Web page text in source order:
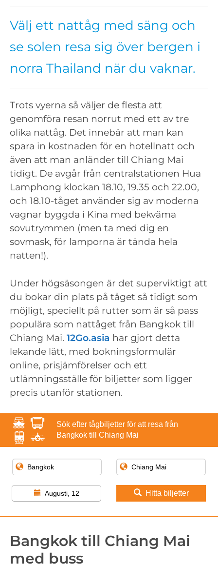
Välj ett nattåg med säng och
se solen resa sig över bergen i
norra Thailand när du vaknar.
Trots vyerna så väljer de flesta att
genomföra resan norrut med ett av tre
olika nattåg. Det innebär att man kan
spara in kostnaden för en hotellnatt och
även att man anländer till Chiang Mai
tidigt. De avgår från centralstationen Hua
Lamphong klockan 18.10, 19.35 och 22.00,
och 18.10-tåget använder sig av moderna
vagnar byggda i Kina med bekväma
sovutrymmen (men ta med dig en
sovmask, för lamporna är tända hela
natten!).
Under högsäsongen är det superviktigt att
du bokar din plats på tåget så tidigt som
möjligt, speciellt på rutter som är så pass
populära som nattåget från Bangkok till
Chiang Mai. 12Go.asia har gjort detta
lekande lätt, med bokningsformulär
online, prisjämförelser och ett
utlämningsställe för biljetter som ligger
precis utanför stationen.
Sök efter tågbiljetter för att resa från
Bangkok till Chiang Mai
Augusti, 12 Hitta biljetter
Bangkok till Chiang Mai
med buss